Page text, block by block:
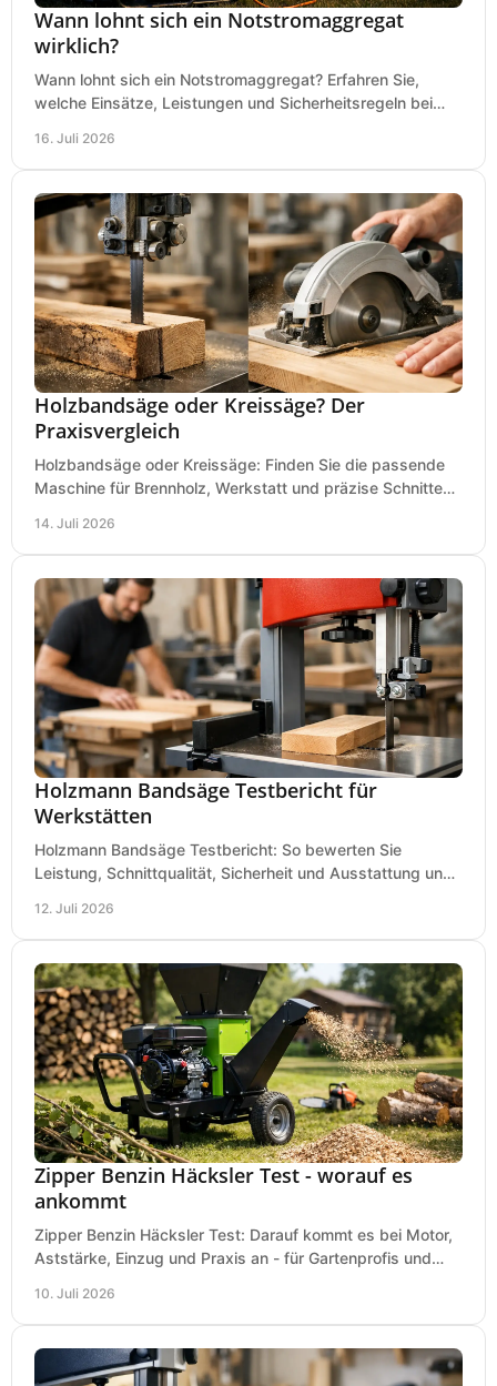
Wann lohnt sich ein Notstromaggregat
wirklich?
Wann lohnt sich ein Notstromaggregat? Erfahren Sie,
welche Einsätze, Leistungen und Sicherheitsregeln bei
16. Juli 2026
Holzbandsäge oder Kreissäge? Der
Praxisvergleich
Holzbandsäge oder Kreissäge: Finden Sie die passende
Maschine für Brennholz, Werkstatt und präzise Schnitte
14. Juli 2026
Holzmann Bandsäge Testbericht für
Werkstätten
Holzmann Bandsäge Testbericht: So bewerten Sie
Leistung, Schnittqualität, Sicherheit und Ausstattung und
12. Juli 2026
Zipper Benzin Häcksler Test - worauf es
ankommt
Zipper Benzin Häcksler Test: Darauf kommt es bei Motor,
Aststärke, Einzug und Praxis an - für Gartenprofis und
10. Juli 2026